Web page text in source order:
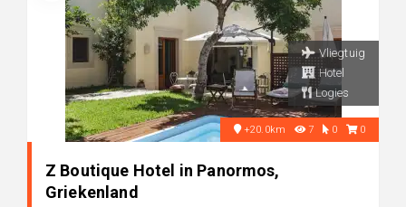
Vliegtuig
Hotel
Logies
+20.0km 7 0 0
Z Boutique Hotel in Panormos,
Griekenland